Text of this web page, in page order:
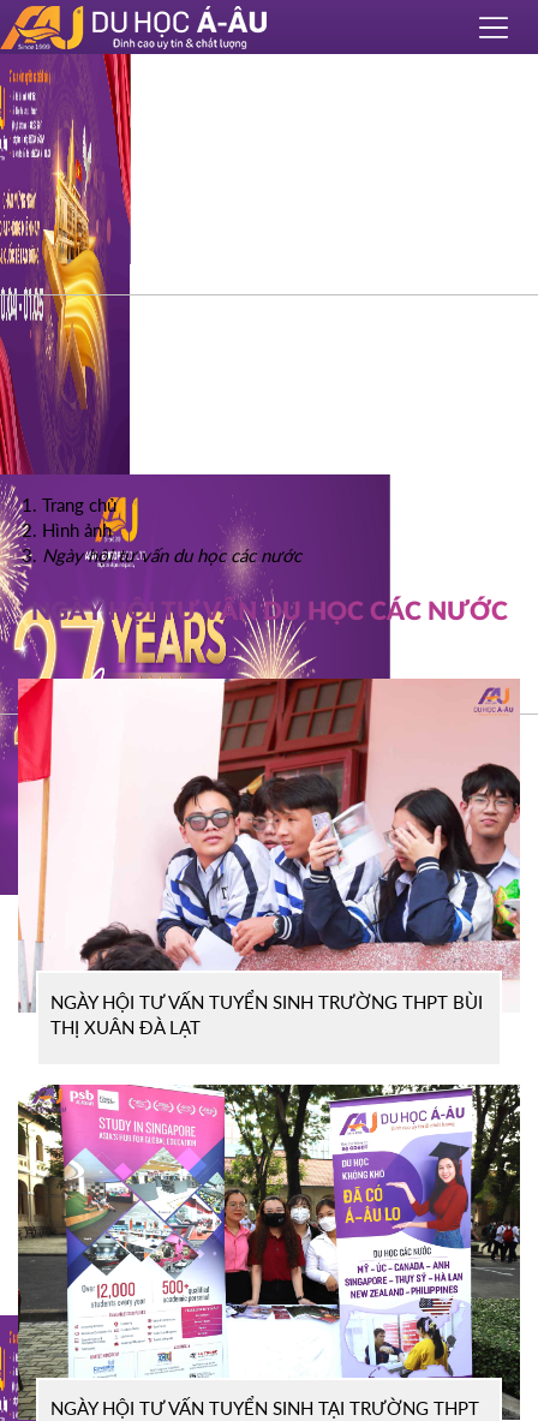
Trang chủ
Hình ảnh
Ngày hội tư vấn du học các nước
NGÀY HỘI TƯ VẤN DU HỌC CÁC NƯỚC
NGÀY HỘI TƯ VẤN TUYỂN SINH TRƯỜNG THPT BÙI
THỊ XUÂN ĐÀ LẠT
NGÀY HỘI TƯ VẤN TUYỂN SINH TẠI TRƯỜNG THPT